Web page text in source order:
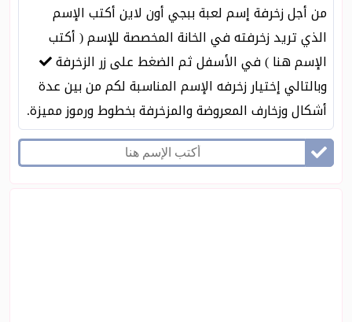
من أجل زخرفة إسم لعبة ببجي أون لاين أكتب الإسم
الذي تريد زخرفته في الخانة المخصصة للإسم ( أكتب
الإسم هنا ) في الأسفل ثم الضغط على زر الزخرفة
وبالتالي إختيار زخرفه الإسم المناسبة لكم من بين عدة
أشكال وزخارف المعروضة والمزخرفة بخطوط ورموز مميزة.